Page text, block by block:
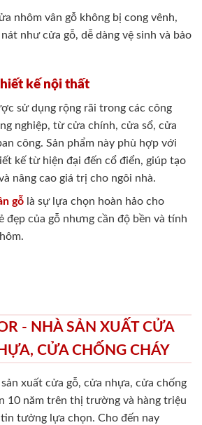
nhôm vân gỗ không bị cong vênh,
như cửa gỗ, dễ dàng vệ sinh và bảo
kế nội thất
sử dụng rộng rãi trong các công
nghiệp, từ cửa chính, cửa sổ, cửa
công. Sản phẩm này phù hợp với
kế từ hiện đại đến cổ điển, giúp tạo
nâng cao giá trị cho ngôi nhà.
gỗ là sự lựa chọn hoàn hảo cho
đẹp của gỗ nhưng cần độ bền và tính
- NHÀ SẢN XUẤT CỬA
CỬA CHỐNG CHÁY
sản xuất cửa gỗ, cửa nhựa, cửa chống
10 năm trên thị trường và hàng triệu
tưởng lựa chọn. Cho đến nay